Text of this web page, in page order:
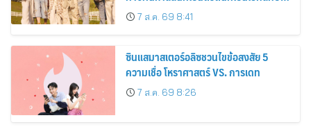
ของตัวเอง
7 ส.ค. 69 8:41
ซินแสมาสเตอร์อลิซชวนไขข้อสงสัย 5
ความเชื่อ โหราศาสตร์ VS. การเดท
7 ส.ค. 69 8:26